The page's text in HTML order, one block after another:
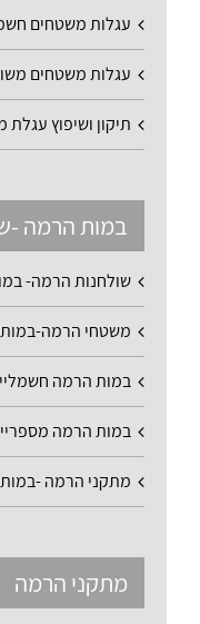
עגלות משטחים
עגלות משטחים
תיקון ושיפוץ
במות הרמה -
שולחנות הרמה-
משטחי הרמה-במות
במות הרמה
במות הרמה
מתקני הרמה -
מתקני הרמה